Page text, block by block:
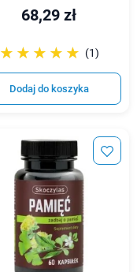
68,29 zł
☆☆☆☆☆
★★★★★ (1)
Dodaj do koszyka